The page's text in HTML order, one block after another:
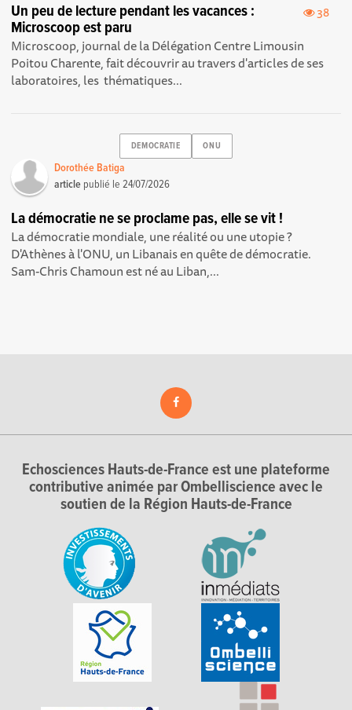
38
Un peu de lecture pendant les vacances :
Microscoop est paru
Microscoop, journal de la Délégation Centre Limousin
Poitou Charente, fait découvrir au travers d'articles de ses
laboratoires, les thématiques...
DEMOCRATIE ONU
Dorothée Batiga
article publié le24/07/2026
La démocratie ne se proclame pas, elle se vit !
La démocratie mondiale, une réalité ou une utopie ?
D'Athènes à l'ONU, un Libanais en quête de démocratie.
Sam-Chris Chamoun est né au Liban,...
Echosciences Hauts-de-France est une plateforme
contributive animée par Ombelliscience avec le
soutien de la Région Hauts-de-France